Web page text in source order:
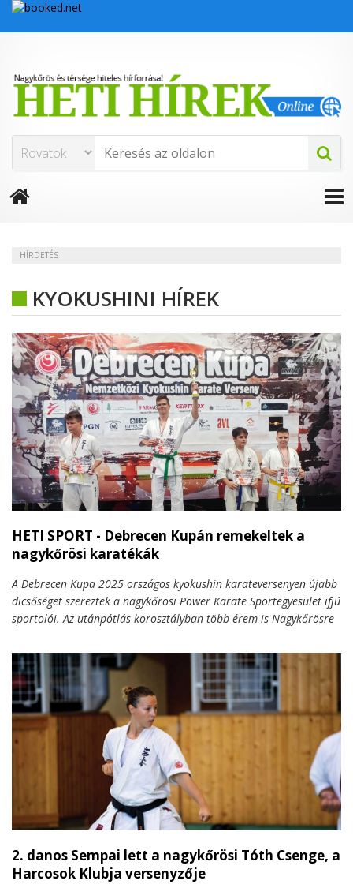
HÍRDETÉS
KYOKUSHINI HÍREK
HETI SPORT - Debrecen Kupán remekeltek a
nagykőrösi karatékák
A Debrecen Kupa 2025 országos kyokushin karateversenyen újabb
dicsőséget szereztek a nagykőrösi Power Karate Sportegyesület ifjú
sportolói. Az utánpótlás korosztályban több érem is Nagykőrösre
2. danos Sempai lett a nagykőrösi Tóth Csenge, a
Harcosok Klubja versenyzője